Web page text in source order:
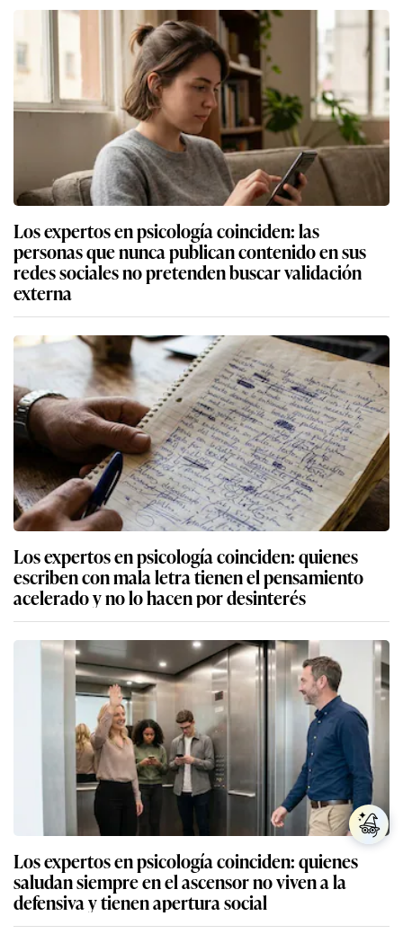
Los expertos en psicología coinciden: las
personas que nunca publican contenido en sus
redes sociales no pretenden buscar validación
externa
Los expertos en psicología coinciden: quienes
escriben con mala letra tienen el pensamiento
acelerado y no lo hacen por desinterés
Los expertos en psicología coinciden: quienes
saludan siempre en el ascensor no viven a la
defensiva y tienen apertura social